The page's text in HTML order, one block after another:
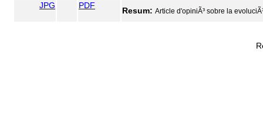
JPG PDF
Resum: Article d'opiniÃ³ sobre la